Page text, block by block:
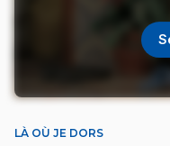
LÀ OÙ JE DORS